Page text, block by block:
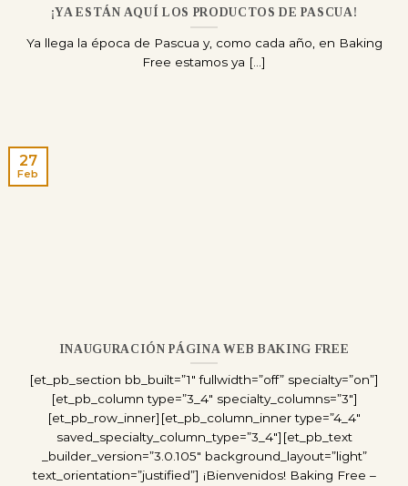
¡YA ESTÁN AQUÍ LOS PRODUCTOS DE PASCUA!
Ya llega la época de Pascua y, como cada año, en Baking
Free estamos ya [...]
INAUGURACIÓN PÁGINA WEB BAKING FREE
[et_pb_section bb_built=”1″ fullwidth=”off” specialty=”on”]
[et_pb_column type=”3_4″ specialty_columns=”3″]
[et_pb_row_inner][et_pb_column_inner type=”4_4″
saved_specialty_column_type=”3_4″][et_pb_text
_builder_version=”3.0.105″ background_layout=”light”
text_orientation=”justified”] ¡Bienvenidos! Baking Free –
27
Feb